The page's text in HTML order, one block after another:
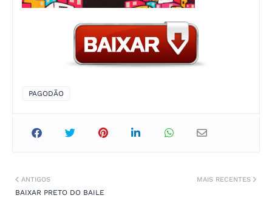
PAGODÃO
MAIS RECENTES
ANTIGOS
BAIXAR PRETO DO BAILE